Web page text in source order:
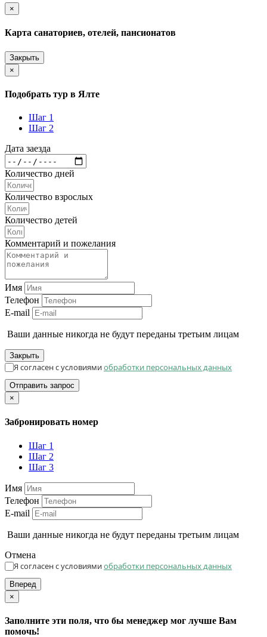
×
Карта санаториев, отелей, пансионатов
Закрыть
×
Подобрать тур в Ялте
Шаг 1
Шаг 2
Дата заезда
Количество дней
Количество взрослых
Количество детей
Комментарий и пожелания
Имя
Телефон
E-mail
Ваши данные никогда не будут переданы третьим лицам
Закрыть
Я согласен с условиямиобработки персональных данных
Отправить запрос
×
Забронировать номер
Шаг 1
Шаг 2
Шаг 3
Имя
Телефон
E-mail
Ваши данные никогда не будут переданы третьим лицам
Отмена
Я согласен с условиямиобработки персональных данных
Вперед
×
Заполните эти поля, что бы менеджер мог лучше Вам
помочь!